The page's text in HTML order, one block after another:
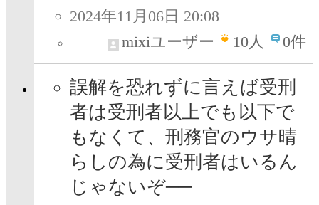
2024年11月06日 20:08
mixiユーザー
10人 0件
誤解を恐れずに言えば受刑
者は受刑者以上でも以下で
もなくて、刑務官のウサ晴
らしの為に受刑者はいるん
じゃないぞ──